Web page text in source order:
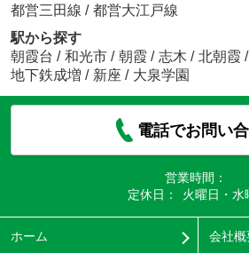
都営三田線 / 都営大江戸線
駅から探す
朝霞台 / 和光市 / 朝霞 / 志木 / 北朝霞 /
地下鉄成増 / 新座 / 大泉学園
電話でお問い
営業時間：
定休日：
火曜日・水
ホーム 会社概